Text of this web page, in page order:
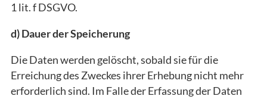
1 lit. f DSGVO.
d) Dauer der Speicherung
Die Daten werden gelöscht, sobald sie für die
Erreichung des Zweckes ihrer Erhebung nicht mehr
erforderlich sind. Im Falle der Erfassung der Daten